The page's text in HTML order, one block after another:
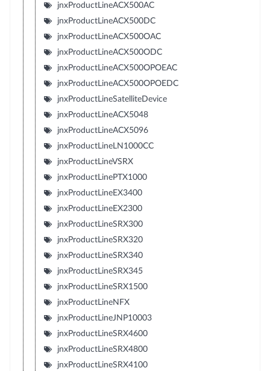
jnxProductLineACX500AC
jnxProductLineACX500DC
jnxProductLineACX500OAC
jnxProductLineACX500ODC
jnxProductLineACX500OPOEAC
jnxProductLineACX500OPOEDC
jnxProductLineSatelliteDevice
jnxProductLineACX5048
jnxProductLineACX5096
jnxProductLineLN1000CC
jnxProductLineVSRX
jnxProductLinePTX1000
jnxProductLineEX3400
jnxProductLineEX2300
jnxProductLineSRX300
jnxProductLineSRX320
jnxProductLineSRX340
jnxProductLineSRX345
jnxProductLineSRX1500
jnxProductLineNFX
jnxProductLineJNP10003
jnxProductLineSRX4600
jnxProductLineSRX4800
jnxProductLineSRX4100